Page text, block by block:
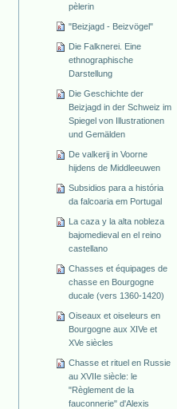
pèlerin
"Beizjagd - Beizvögel"
Die Falknerei. Eine
ethnographische
Darstellung
Die Geschichte der
Beizjagd in der Schweiz im
Spiegel von Illustrationen
und Gemälden
De valkerij in Voorne
hijdens de Middleeuwen
Subsidios para a história
da falcoaria em Portugal
La caza y la alta nobleza
bajomedieval en el reino
castellano
Chasses et équipages de
chasse en Bourgogne
ducale (vers 1360-1420)
Oiseaux et oiseleurs en
Bourgogne aux XIVe et
XVe siècles
Chasse et rituel en Russie
au XVIIe siècle: le
"Règlement de la
fauconnerie" d'Alexis